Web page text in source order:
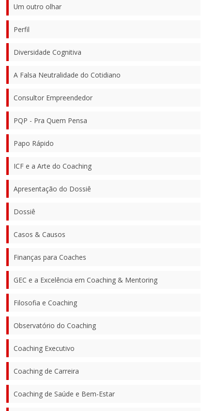
Um outro olhar
Perfil
Diversidade Cognitiva
A Falsa Neutralidade do Cotidiano
Consultor Empreendedor
PQP - Pra Quem Pensa
Papo Rápido
ICF e a Arte do Coaching
Apresentação do Dossiê
Dossiê
Casos & Causos
Finanças para Coaches
GEC e a Excelência em Coaching & Mentoring
Filosofia e Coaching
Observatório do Coaching
Coaching Executivo
Coaching de Carreira
Coaching de Saúde e Bem-Estar